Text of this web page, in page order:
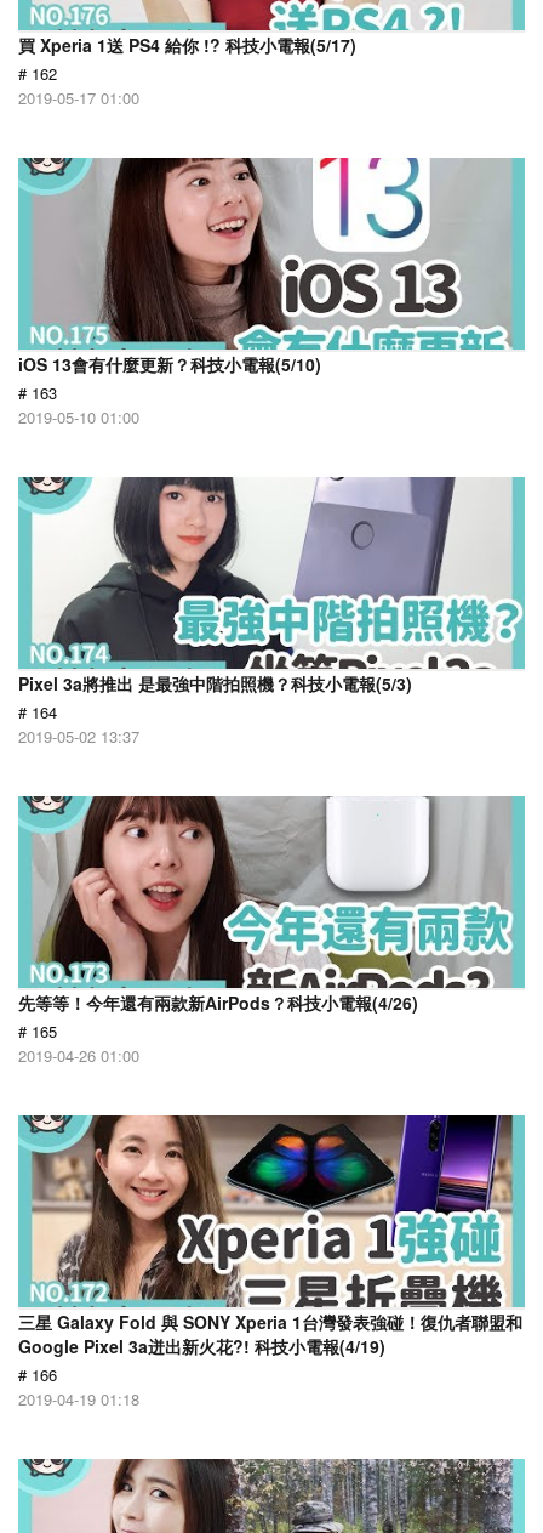
買 Xperia 1送 PS4 給你 !? 科技小電報(5/17)
# 162
2019-05-17 01:00
iOS 13會有什麼更新？科技小電報(5/10)
# 163
2019-05-10 01:00
Pixel 3a將推出 是最強中階拍照機？科技小電報(5/3)
# 164
2019-05-02 13:37
先等等！今年還有兩款新AirPods？科技小電報(4/26)
# 165
2019-04-26 01:00
三星 Galaxy Fold 與 SONY Xperia 1台灣發表強碰！復仇者聯盟和
Google Pixel 3a迸出新火花?! 科技小電報(4/19)
# 166
2019-04-19 01:18